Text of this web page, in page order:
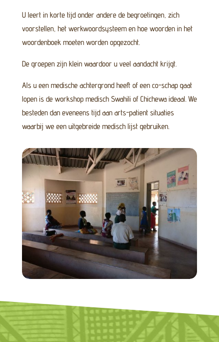
U leert in korte tijd onder andere de begroetingen, zich
voorstellen, het werkwoordsysteem en hoe woorden in het
woordenboek moeten worden opgezocht.
De groepen zijn klein waardoor u veel aandacht krijgt.
Als u een medische achtergrond heeft of een co-schap gaat
lopen is de workshop medisch Swahili of Chichewa ideaal. We
besteden dan eveneens tijd aan arts-patient situaties
waarbij we een uitgebreide medisch lijst gebruiken.